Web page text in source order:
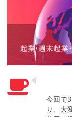
今回で
り、大